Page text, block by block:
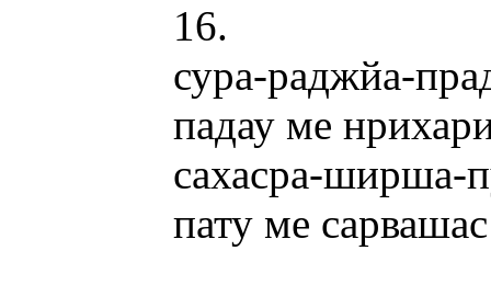
16.
сура-раджйа-
падау ме
сахасра-ширша-
пату ме